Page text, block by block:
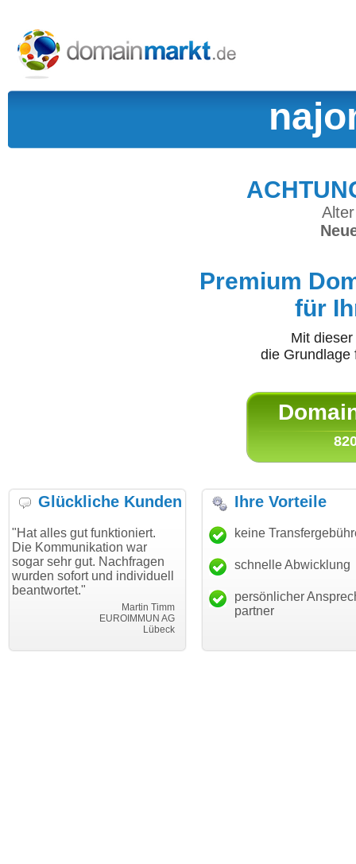
Premium
für
Mit
die
Glückliche Kunden
funktioniert.
war
gut. Nachfragen
und individuell
EUROIMMUN AG
"Danke für den schnellen
Transfer und guten Service!"
Thomas Schäfer
i can eckert communication GmbH
"Ich bin
haben.
mein
Ihre Vorteile
keine
schnelle Abwicklung
persönlicher
partner